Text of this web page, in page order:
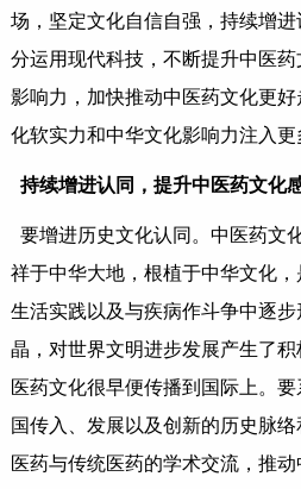
场，坚定文化自信自强，持续增
分运用现代科技，不断提升中医
影响力，加快推动中医药文化更
化软实力和中华文化影响力注入更
持续增进认同，提升中医药文化
要增进历史文化认同。中医药文
祥于中华大地，根植于中华文化
生活实践以及与疾病作斗争中逐
晶，对世界文明进步发展产生了
医药文化很早便传播到国际上。
国传入、发展以及创新的历史脉
医药与传统医药的学术交流，推